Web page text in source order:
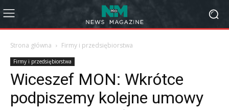
Strona główna Firmy i przedsiębiorstwa
Firmy i przedsiębiorstwa
Wiceszef MON: Wkrótce
podpiszemy kolejne umowy